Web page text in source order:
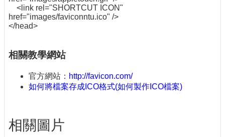
<link rel="SHORTCUT ICON"
href="images/faviconntu.ico" />
</head>
相關教學網站
官方網站： http://favicon.com/
如何將檔案存成ICO格式(如何製作ICO檔案)
相關圖片